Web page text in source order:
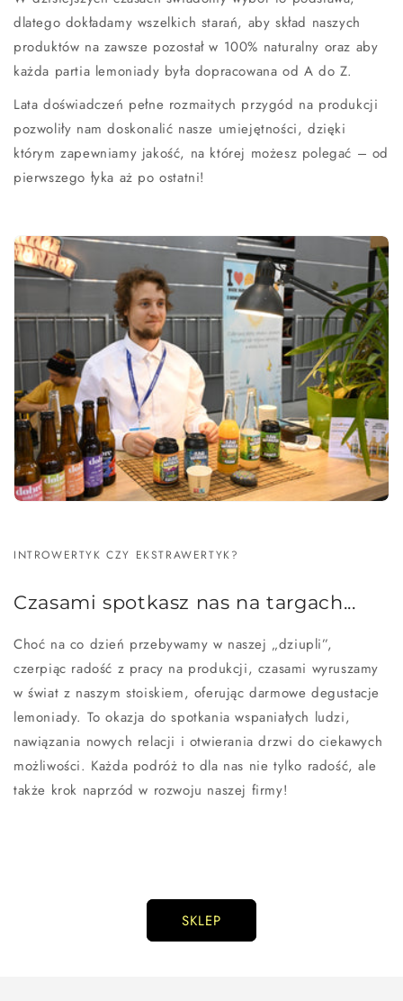
dlatego dokładamy wszelkich starań, aby skład naszych
produktów na zawsze pozostał w 100% naturalny oraz aby
każda partia lemoniady była dopracowana od A do Z.
Lata doświadczeń pełne rozmaitych przygód na produkcji
pozwoliły nam doskonalić nasze umiejętności, dzięki
którym zapewniamy jakość, na której możesz polegać – od
pierwszego łyka aż po ostatni!
INTROWERTYK CZY EKSTRAWERTYK?
Czasami spotkasz nas na targach...
Choć na co dzień przebywamy w naszej „dziupli”,
czerpiąc radość z pracy na produkcji, czasami wyruszamy
w świat z naszym stoiskiem, oferując darmowe degustacje
lemoniady. To okazja do spotkania wspaniałych ludzi,
nawiązania nowych relacji i otwierania drzwi do ciekawych
możliwości. Każda podróż to dla nas nie tylko radość, ale
także krok naprzód w rozwoju naszej firmy!
SKLEP